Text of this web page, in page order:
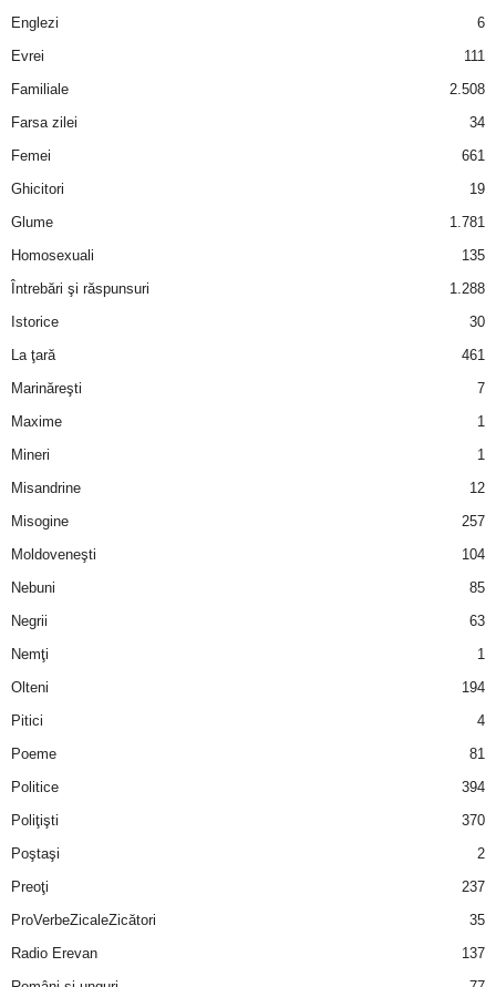
Englezi
6
Evrei
111
Familiale
2.508
Farsa zilei
34
Femei
661
Ghicitori
19
Glume
1.781
Homosexuali
135
Întrebări şi răspunsuri
1.288
Istorice
30
La ţară
461
Marinăreşti
7
Maxime
1
Mineri
1
Misandrine
12
Misogine
257
Moldoveneşti
104
Nebuni
85
Negrii
63
Nemţi
1
Olteni
194
Pitici
4
Poeme
81
Politice
394
Poliţişti
370
Poştaşi
2
Preoţi
237
ProVerbeZicaleZicători
35
Radio Erevan
137